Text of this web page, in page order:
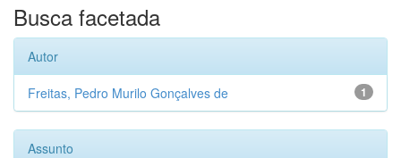
Busca facetada
Autor
1
Freitas, Pedro Murilo Gonçalves de
Assunto